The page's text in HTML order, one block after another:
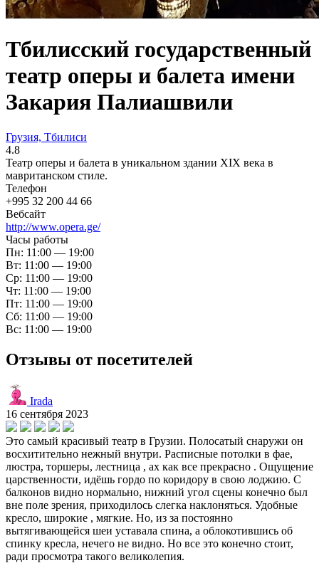
Тбилисский государственный
театр оперы и балета имени
Закария Палиашвили
Грузия, Тбилиси
4.8
Театр оперы и балета в уникальном здании XIX века в
мавританском стиле.
Телефон
+995 32 200 44 66
Вебсайт
http://www.opera.ge/
Часы работы
Пн: 11:00 — 19:00
Вт: 11:00 — 19:00
Ср: 11:00 — 19:00
Чт: 11:00 — 19:00
Пт: 11:00 — 19:00
Сб: 11:00 — 19:00
Вс: 11:00 — 19:00
Отзывы от посетителей
Irada
16 сентября 2023
Это самый красивый театр в Грузии. Полосатый снаружи он
восхитительно нежный внутри. Расписные потолки в фае,
люстра, торшеры, лестница , ах как все прекрасно . Ощущение
царственности, идёшь гордо по коридору в свою лоджию. С
балконов видно нормально, нижний угол сцены конечно был
вне поле зрения, приходилось слегка наклоняться. Удобные
кресло, широкие , мягкие. Но, из за постоянно
вытягивающейся шеи уставала спина, а облокотившись об
спинку кресла, нечего не видно. Но все это конечно стоит,
ради просмотра такого великолепия.